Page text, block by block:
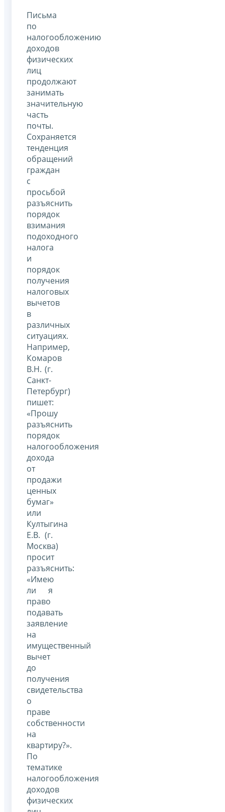
Письма
по
налогообложению
доходов
физических
лиц
продолжают
занимать
значительную
часть
почты.
Сохраняется
тенденция
обращений
граждан
с
просьбой
разъяснить
порядок
взимания
подоходного
налога
и
порядок
получения
налоговых
вычетов
в
различных
ситуациях.
Например,
Комаров
В.Н. (г.
Санкт-
Петербург)
пишет:
«Прошу
разъяснить
порядок
налогообложения
дохода
от
продажи
ценных
бумаг»
или
Култыгина
Е.В. (г.
Москва)
просит
разъяснить:
«Имею
ли я
право
подавать
заявление
на
имущественный
вычет
до
получения
свидетельства
о
праве
собственности
на
квартиру?».
По
тематике
налогообложения
доходов
физических